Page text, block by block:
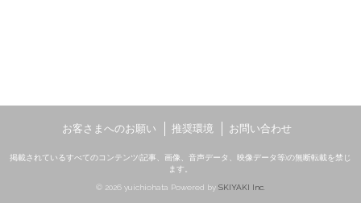
お客さまへのお願い 推奨環境 お問い合わせ
掲載されているすべてのコンテンツ(記事、画像、音声データ、映像データ等)の無断転載を禁じ
ます。
© 2026 yuichiohata Powered by SKIYAKI Inc.